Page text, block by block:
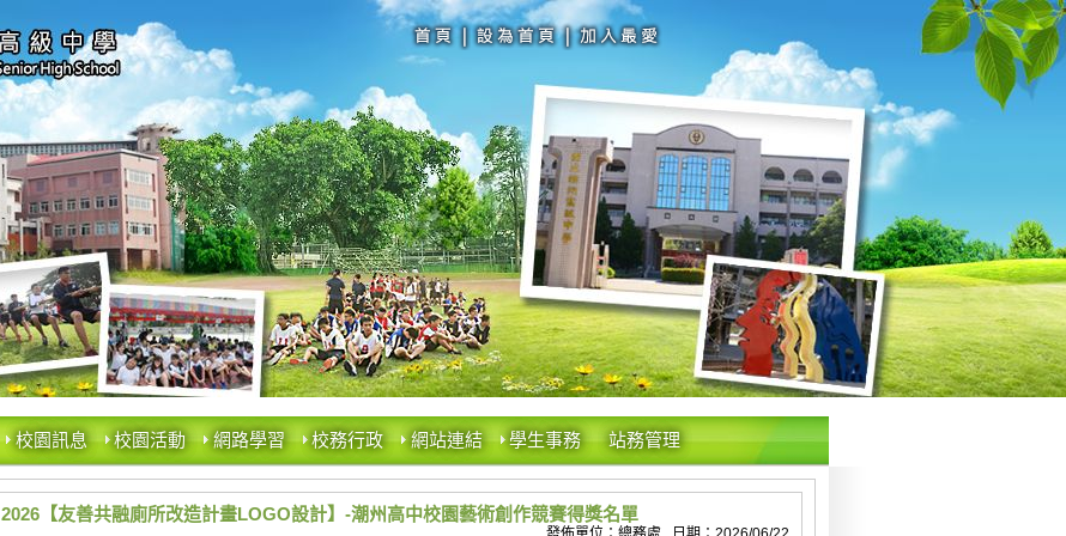
校園訊息 校園活動 網路學習 校務行政 網站連結 學生事務 站務管理
2026【友善共融廁所改造計畫LOGO設計】-潮州高中校園藝術創作競賽得獎名單